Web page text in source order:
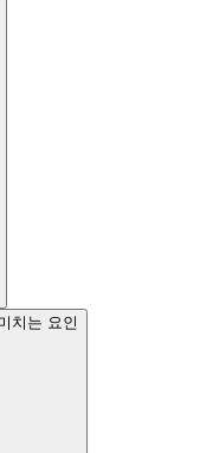
치는 요인